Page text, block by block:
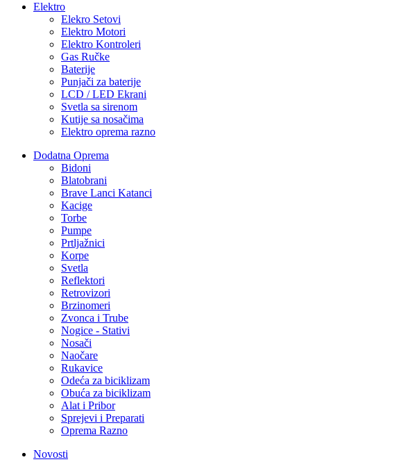
Elektro
Elekro Setovi
Elektro Motori
Elektro Kontroleri
Gas Ručke
Baterije
Punjači za baterije
LCD / LED Ekrani
Svetla sa sirenom
Kutije sa nosačima
Elektro oprema razno
Dodatna Oprema
Bidoni
Blatobrani
Brave Lanci Katanci
Kacige
Torbe
Pumpe
Prtljažnici
Korpe
Svetla
Reflektori
Retrovizori
Brzinomeri
Zvonca i Trube
Nogice - Stativi
Nosači
Naočare
Rukavice
Odeća za biciklizam
Obuća za biciklizam
Alat i Pribor
Sprejevi i Preparati
Oprema Razno
Novosti